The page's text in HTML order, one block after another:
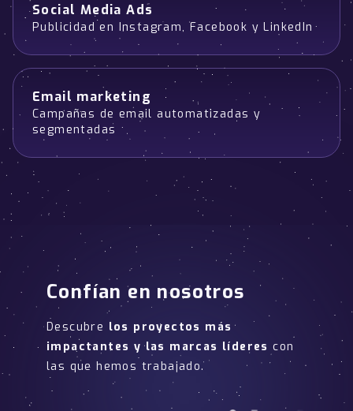
Social Media Ads
Publicidad en Instagram, Facebook y LinkedIn
Email marketing
Campañas de email automatizadas y
segmentadas
Confían en nosotros
Descubre los proyectos más
impactantes y las marcas líderes con
las que hemos trabajado.